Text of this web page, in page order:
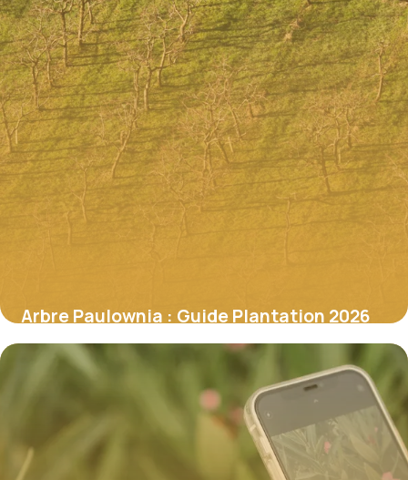
Arbre Paulownia : Guide Plantation 2026
8 juillet 2026